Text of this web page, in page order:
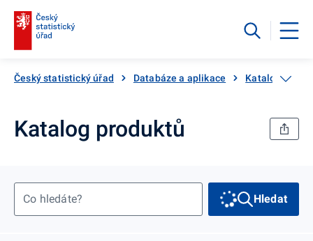
Český statistický úřad Databáze a aplikace Katalog
Katalog produktů
Hledat